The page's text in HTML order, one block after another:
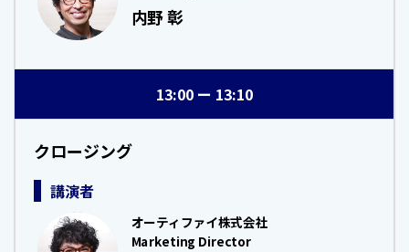
内野 彰
13:00 13:10
クロージング
講演者
オーティファイ株式会社
Marketing Director